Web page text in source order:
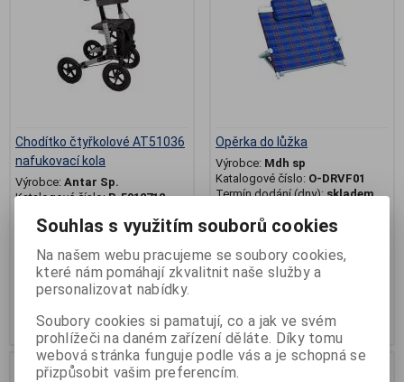
Chodítko čtyřkolové AT51036
nafukovací kola
Výrobce: Antar Sp.
Katalogové číslo:R-5012712
Počet na skladě: 0 ks
nafukovací kola, částečná
úhrada pojišťovnou, kód ...
4 536 Kč
Přidat do košíku
Opěrka do lůžka
Výrobce: Mdh sp
Katalogové číslo: O-DRVF01
Termín dodání (dny):skladem
zádová opěrka do postele
Přidat do košíku
Souhlas s využitím souborů cookies
Na našem webu pracujeme se soubory cookies,
které nám pomáhají zkvalitnit naše služby a
personalizovat nabídky.
Soubory cookies si pamatují, co a jak ve svém
prohlížeči na daném zařízení děláte. Díky tomu
webová stránka funguje podle vás a je schopná se
přizpůsobit vašim preferencím.